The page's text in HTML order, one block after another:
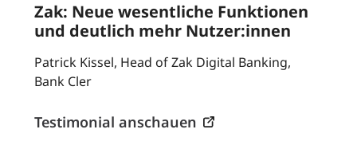
Zak: Neue wesentliche Funktionen
und deutlich mehr Nutzer:innen
Patrick Kissel, Head of Zak Digital Banking,
Bank Cler
Testimonial anschauen